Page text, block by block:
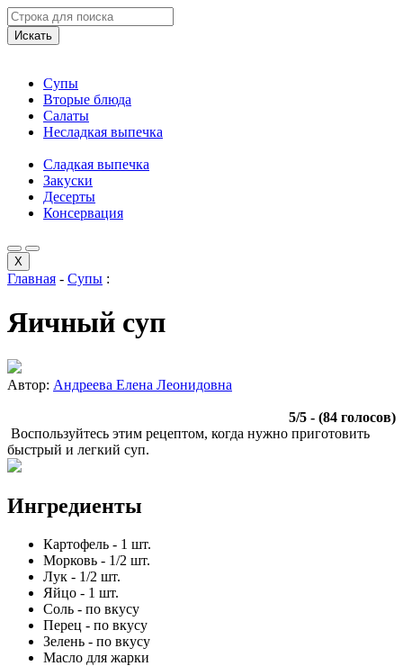
Искать
Супы
Вторые блюда
Салаты
Несладкая выпечка
Сладкая выпечка
Закуски
Десерты
Консервация
X
Главная - Супы :
Яичный суп
Автор: Андреева Елена Леонидовна
5/5 - (84 голосов)
Воспользуйтесь этим рецептом, когда нужно приготовить
быстрый и легкий суп.
Ингредиенты
Картофель - 1 шт.
Морковь - 1/2 шт.
Лук - 1/2 шт.
Яйцо - 1 шт.
Соль - по вкусу
Перец - по вкусу
Зелень - по вкусу
Масло для жарки